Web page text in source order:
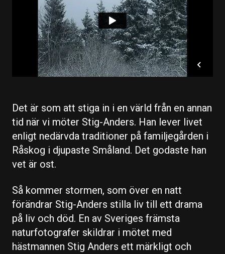
Det är som att stiga in i en värld från en annan
tid när vi möter Stig-Anders. Han lever livet
enligt nedärvda traditioner på familjegården i
Råskog i djupaste Småland. Det godaste han
vet är ost.
Så kommer stormen, som över en natt
förändrar Stig-Anders stilla liv till ett drama
på liv och död. En av Sveriges främsta
naturfotografer skildrar i mötet med
hästmannen Stig Anders ett märkligt och